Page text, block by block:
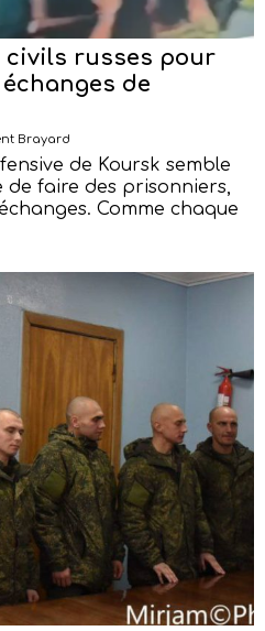
civils russes pour
de
Brayard
de Koursk semble
de faire des prisonniers,
Comme chaque